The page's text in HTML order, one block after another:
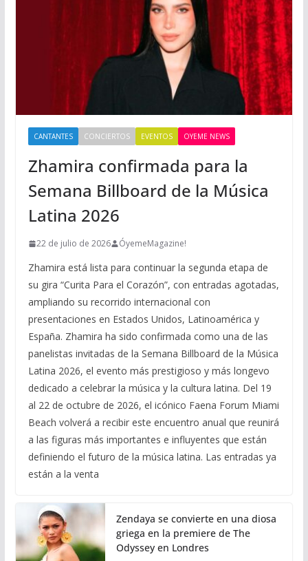
CANTANTES CONCIERTOS EVENTOS OYEME NEWS
Zhamira confirmada para la
Semana Billboard de la Música
Latina 2026
22 de julio de 2026 ÓyemeMagazine!
Zhamira está lista para continuar la segunda etapa de
su gira “Curita Para el Corazón”, con entradas agotadas,
ampliando su recorrido internacional con
presentaciones en Estados Unidos, Latinoamérica y
España. Zhamira ha sido confirmada como una de las
panelistas invitadas de la Semana Billboard de la Música
Latina 2026, el evento más prestigioso y más longevo
dedicado a celebrar la música y la cultura latina. Del 19
al 22 de octubre de 2026, el icónico Faena Forum Miami
Beach volverá a recibir este encuentro anual que reunirá
a las figuras más importantes e influyentes que están
definiendo el futuro de la música latina. Las entradas ya
están a la venta
Zendaya se convierte en una diosa
griega en la premiere de The
Odyssey en Londres